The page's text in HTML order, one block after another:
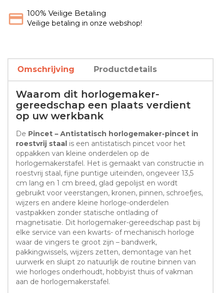
100% Veilige Betaling
Veilige betaling in onze webshop!
Omschrijving Productdetails
Waarom dit horlogemaker-
gereedschap een plaats verdient
op uw werkbank
De Pincet – Antistatisch horlogemaker-pincet in
roestvrij staal is een antistatisch pincet voor het
oppakken van kleine onderdelen op de
horlogemakerstafel. Het is gemaakt van constructie in
roestvrij staal, fijne puntige uiteinden, ongeveer 13,5
cm lang en 1 cm breed, glad gepolijst en wordt
gebruikt voor veerstangen, kronen, pinnen, schroefjes,
wijzers en andere kleine horloge-onderdelen
vastpakken zonder statische ontlading of
magnetisatie. Dit horlogemaker-gereedschap past bij
elke service van een kwarts- of mechanisch horloge
waar de vingers te groot zijn – bandwerk,
pakkingwissels, wijzers zetten, demontage van het
uurwerk en sluipt zo natuurlijk de routine binnen van
wie horloges onderhoudt, hobbyist thuis of vakman
aan de horlogemakerstafel.